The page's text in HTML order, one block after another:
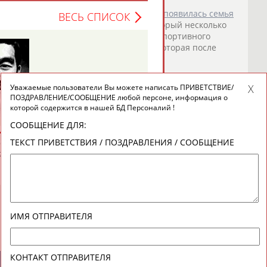
стал взрослым парнем, у него появилась семья
Алексей Спиридонов
, который несколько
команды з... ...нарушение спортивного
Спиридонова
из сборной России, которая после
СТАДИОН
сейчас нужен Дмитрий Аленичев, а "Зенит" и со мной
Алексей Спиридонов
... ...улы! Там грамотная селекция, там тренер – это
Алексея Спиридоновачитайте здесь. ...
СТАДИОН)
ВЕСЬ СПИСОК
Уважаемые пользователи Вы можете написать ПРИВЕТСТВИЕ/
ПОЗДРАВЛЕНИЕ/СООБЩЕНИЕ любой персоне, информация о
которой содержится в нашей БД Персоналий !
СООБЩЕНИЕ ДЛЯ:
ТЕКСТ ПРИВЕТСТВИЯ / ПОЗДРАВЛЕНИЯ / СООБЩЕНИЕ
ИМЯ ОТПРАВИТЕЛЯ
КОНТАКТ ОТПРАВИТЕЛЯ